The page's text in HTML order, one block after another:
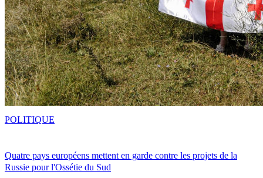
Quatre pays européens mettent en garde contre les projets de la
Russie pour l'Ossétie du Sud
POLITIQUE